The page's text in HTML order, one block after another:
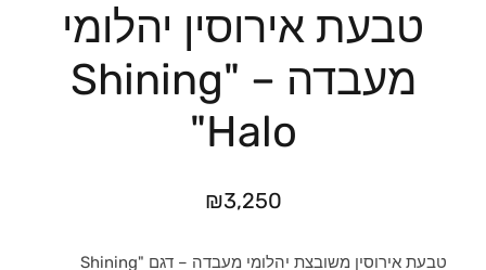
טבעת אירוסין יהלומי
מעבדה – "Shining
Halo"
₪3,250
טבעת אירוסין משובצת יהלומי מעבדה – דגם "Shining